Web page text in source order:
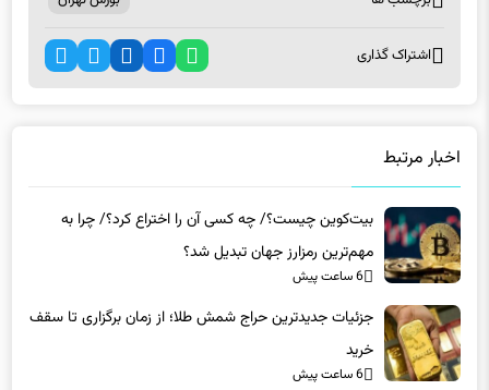
اشتراک گذاری
اخبار مرتبط
بیت‌کوین چیست؟/ چه کسی آن را اختراع کرد؟/ چرا به
مهم‌ترین رمزارز جهان تبدیل شد؟
6 ساعت پیش
جزئیات جدیدترین حراج شمش طلا؛ از زمان برگزاری تا سقف
خرید
6 ساعت پیش